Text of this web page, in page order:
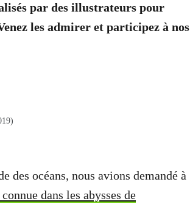
par des illustrateurs pour
les admirer et participez à nos
des océans, nous avions demandé à
dans les abysses de